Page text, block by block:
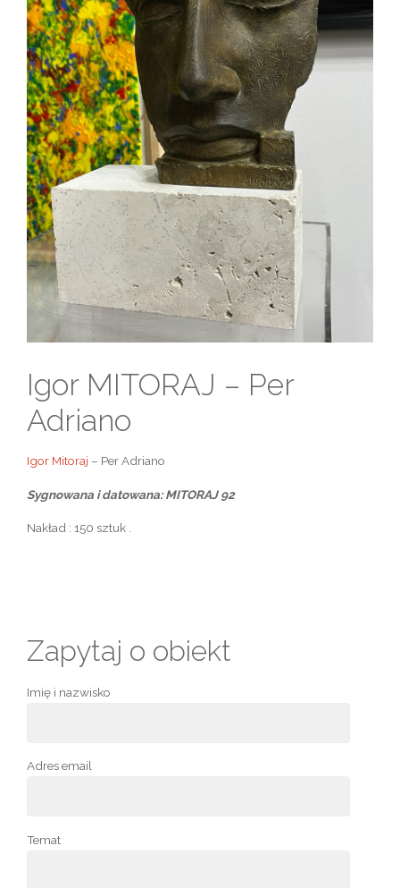
Igor MITORAJ – Per
Adriano
Igor Mitoraj – Per Adriano
Sygnowana i datowana: MITORAJ 92
Nakład : 150 sztuk .
Zapytaj o obiekt
Imię i nazwisko
Adres email
Temat